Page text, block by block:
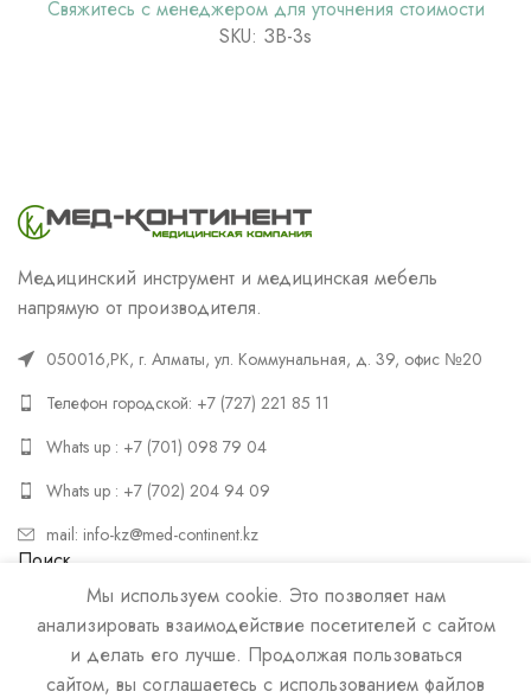
Свяжитесь с менеджером для уточнения стоимости
SKU: ЗВ-3s
Медицинский инструмент и медицинская мебель
напрямую от производителя.
050016,РК, г. Алматы, ул. Коммунальная, д. 39, офис №20
Телефон городской: +7 (727) 221 85 11
Whats up : +7 (701) 098 79 04
Whats up : +7 (702) 204 94 09
mail: info-kz@med-continent.kz
Поиск
ПОИСК
Мы используем cookie. Это позволяет нам
анализировать взаимодействие посетителей с сайтом
и делать его лучше. Продолжая пользоваться
сайтом, вы соглашаетесь с использованием файлов